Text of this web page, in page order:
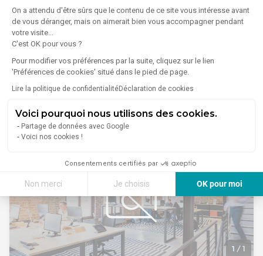
On a attendu d'être sûrs que le contenu de ce site vous intéresse avant
de vous déranger, mais on aimerait bien vous accompagner pendant
votre visite...
C'est OK pour vous ?
Pour modifier vos préférences par la suite, cliquez sur le lien
'Préférences de cookies' situé dans le pied de page.
Lire la politique de confidentialitéDéclaration de cookies
Voici pourquoi nous utilisons des cookies.
Partage de données avec Google
Voici nos cookies !
Consentements certifiés par
Non merci Je choisis
OK pour moi
Axeptio consent
Plateforme de Gestion du Consentement : Personnalisez vos Options
Notre plateforme vous permet d'adapter et de gérer vos paramètres
Prix de vente : 596.000 Euros HT
Vente Bureaux 151 m²
77000 Melun
Le cabinet GHT IMMO vous propose à la vente et à la location
un local professionnel de 151,80 m² à Melun (77000).
— Situé en rez-de-jardin (niveau -1 avec ascenseur)
— Calme absolu, côté cour
— Accès PMR
— Aménagé en cabinet de kinésithérapie
— Idéal pour toute activité médicale ou paramédicale
— Espace d'accueil
— Grand plateau technique
— 7 salles de soins
— 2 toilettes, dont une aux normes PMR
Conditions locatives :
Lire plus
200 000 €
1 / 1